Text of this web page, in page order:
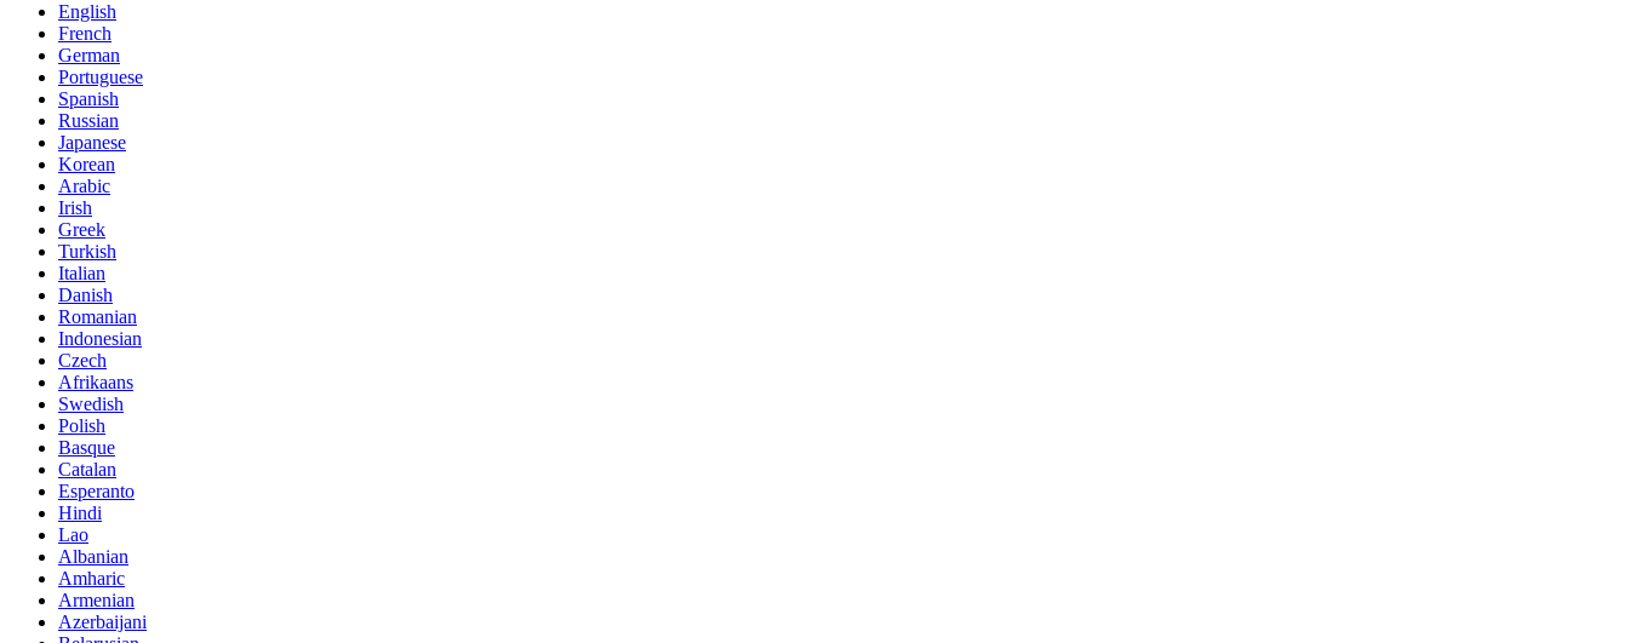
English
French
German
Portuguese
Spanish
Russian
Japanese
Korean
Arabic
Irish
Greek
Turkish
Italian
Danish
Romanian
Indonesian
Czech
Afrikaans
Swedish
Polish
Basque
Catalan
Esperanto
Hindi
Lao
Albanian
Amharic
Armenian
Azerbaijani